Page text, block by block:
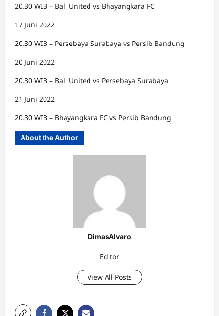
20.30 WIB – Bali United vs Bhayangkara FC
17 Juni 2022
20.30 WIB – Persebaya Surabaya vs Persib Bandung
20 Juni 2022
20.30 WIB – Bali United vs Persebaya Surabaya
21 Juni 2022
20.30 WIB – Bhayangkara FC vs Persib Bandung
About the Author
DimasAlvaro
Editor
View All Posts